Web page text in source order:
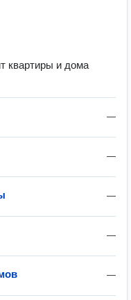
квартиры и дома
—
—
—
—
—